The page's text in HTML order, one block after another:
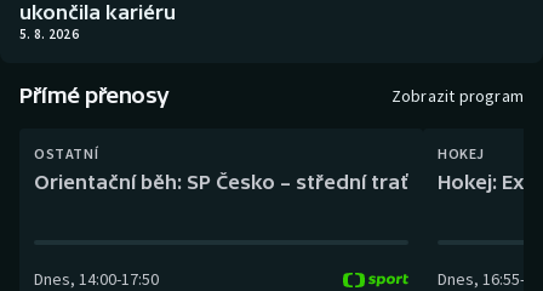
Box
Curling
Dostihy
ukončila kariéru
5. 8. 2026
Přímé přenosy Zobrazit program
OSTATNÍ
Orientační běh: SP Česko – střední trať
Dnes, 14:00-17:50
HOKEJ
Hokej:
Dnes, 16:55-